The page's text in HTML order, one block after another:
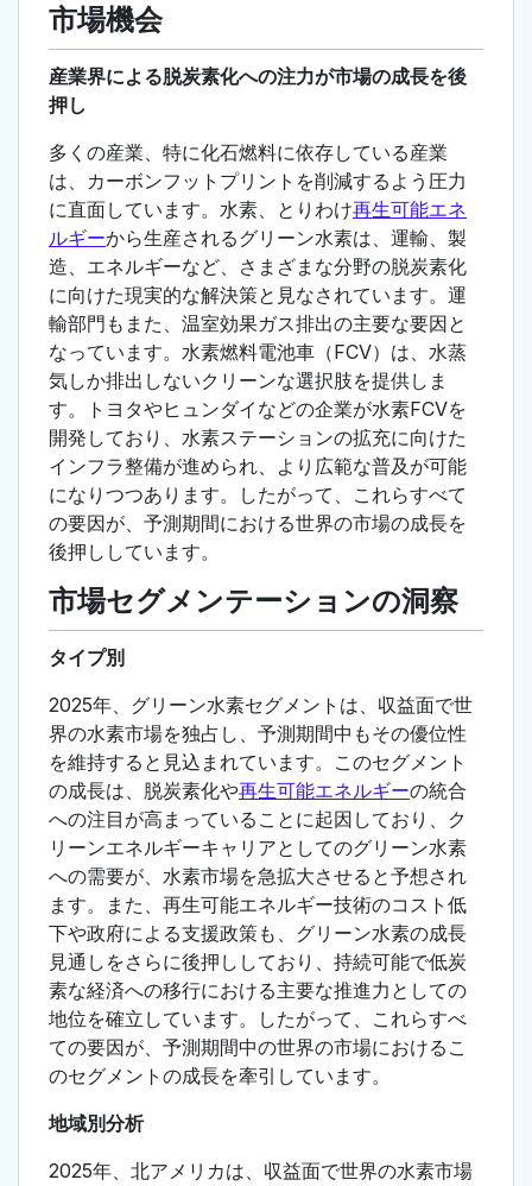
市場機会
産業界による脱炭素化への注力が市場の成長を後
押し
多くの産業、特に化石燃料に依存している産業
は、カーボンフットプリントを削減するよう圧力
に直面しています。水素、とりわけ再生可能エネ
ルギーから生産されるグリーン水素は、運輸、製
造、エネルギーなど、さまざまな分野の脱炭素化
に向けた現実的な解決策と見なされています。運
輸部門もまた、温室効果ガス排出の主要な要因と
なっています。水素燃料電池車（FCV）は、水蒸
気しか排出しないクリーンな選択肢を提供しま
す。トヨタやヒュンダイなどの企業が水素FCVを
開発しており、水素ステーションの拡充に向けた
インフラ整備が進められ、より広範な普及が可能
になりつつあります。したがって、これらすべて
の要因が、予測期間における世界の市場の成長を
後押ししています。
市場セグメンテーションの洞察
タイプ別
2025年、グリーン水素セグメントは、収益面で世
界の水素市場を独占し、予測期間中もその優位性
を維持すると見込まれています。このセグメント
の成長は、脱炭素化や再生可能エネルギーの統合
への注目が高まっていることに起因しており、ク
リーンエネルギーキャリアとしてのグリーン水素
への需要が、水素市場を急拡大させると予想され
ます。また、再生可能エネルギー技術のコスト低
下や政府による支援政策も、グリーン水素の成長
見通しをさらに後押ししており、持続可能で低炭
素な経済への移行における主要な推進力としての
地位を確立しています。したがって、これらすべ
ての要因が、予測期間中の世界の市場におけるこ
のセグメントの成長を牽引しています。
地域別分析
2025年、北アメリカは、収益面で世界の水素市場